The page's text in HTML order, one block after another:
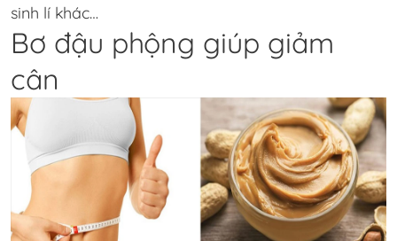
sinh lí khác…
Bơ đậu phộng giúp giảm
cân